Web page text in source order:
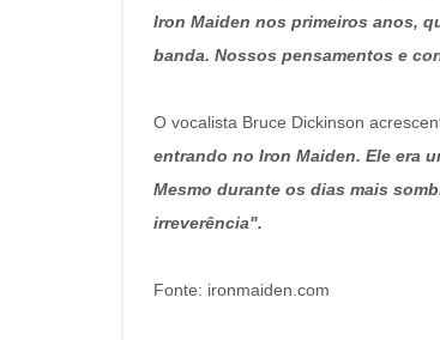
Iron Maiden nos primeiros anos,
banda. Nossos pensamentos e
O vocalista Bruce Dickinson
entrando no Iron Maiden. Ele era
Mesmo durante os dias mais
irreverência".
Fonte: ironmaiden.com